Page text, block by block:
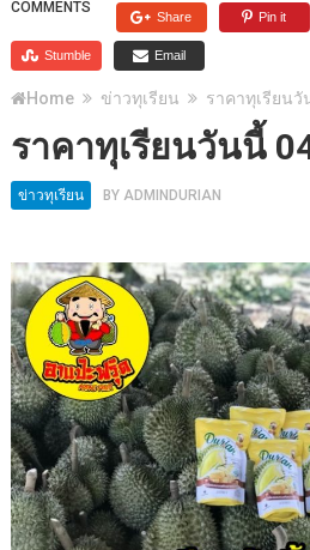
COMMENTS
Share Pin it
Stumble Email
Home ข่าวทุเรียน ราคาทุเรียน
ราคาทุเรียนวันนี้
ข่าวทุเรียน BY ADMINDURIAN